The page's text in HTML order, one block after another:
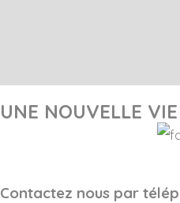
UNE NOUVELLE
Contactez nous par